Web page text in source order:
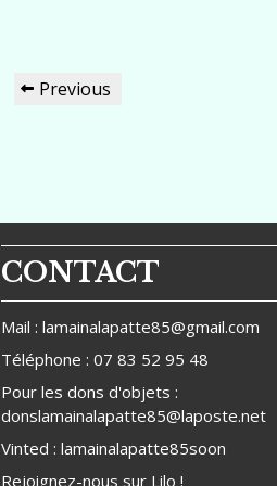
Navigation
Previous
Previous
CONTACT
Mail : lamainalapatte85@gmail.com
Téléphone : 07 83 52 95 48
Pour les dons d'objets :
donslamainalapatte85@laposte.net
Vinted : lamainalapatte85soon
Rejoignez-nous sur Lilo !